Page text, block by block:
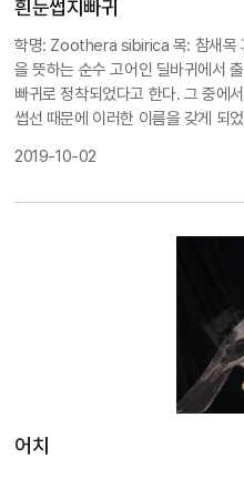
흰눈썹지빠귀
학명: Zoothera sibirica 목: 참새목
을 뜻하는 순수 고어인 딜바귀에서
빠귀로 정착되었다고 한다. 그 중에
썹선 때문에 이러한 이름을 갖게 되
있기 때문에 눈썹이 더 확연하게 잘
고 있어 길고 날카로운 눈썹선이 특
자세히 살펴보면 수컷의 검은색은
에 가까운 검은색이라는 것을 알 수
나그네새로, 많은 개체수가 도래하
白眉地
都有白色的眼眉?，但是雄白眉
明?。但是雌性的上部呈橄?色
花?，所以雌雄?容易被?分?。
的游?，?不常?。主要栖息在?
2019-10-02
어치